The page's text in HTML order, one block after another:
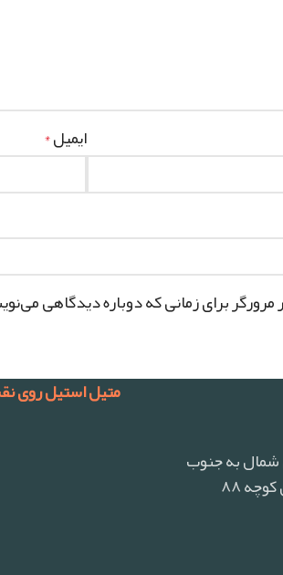
ایمیل*
برای زمانی که دوباره دیدگاهی
شمال به جنوب
۸۸
متیل استیل روی